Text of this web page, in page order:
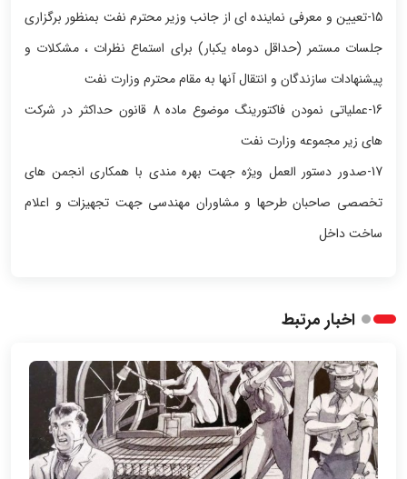
15-تعیین و معرفی نماینده ای از جانب وزیر محترم نفت بمنظور برگزاری
جلسات مستمر (حداقل دوماه یکبار) برای استماع نظرات ، مشکلات و
پیشنهادات سازندگان و انتقال آنها به مقام محترم وزارت نفت
16-عملیاتی نمودن فاکتورینگ موضوع ماده 8 قانون حداکثر در شرکت
های زیر مجموعه وزارت نفت
17-صدور دستور العمل ویژه جهت بهره مندی با همکاری انجمن های
تخصصی صاحبان طرحها و مشاوران مهندسی جهت تجهیزات و اعلام
ساخت داخل
اخبار مرتبط